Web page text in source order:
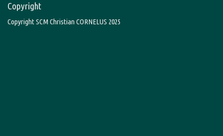
Copyright
Copyright SCM Christian CORNELUS 2025